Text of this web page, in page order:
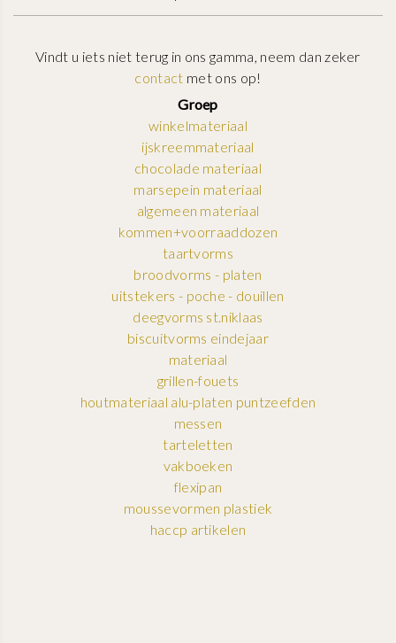
Vindt u iets niet terug in ons gamma, neem dan zeker
contact met ons op!
Groep
winkelmateriaal
ijskreemmateriaal
chocolade materiaal
marsepein materiaal
algemeen materiaal
kommen+voorraaddozen
taartvorms
broodvorms - platen
uitstekers - poche - douillen
deegvorms st.niklaas
biscuitvorms eindejaar
materiaal
grillen-fouets
houtmateriaal alu-platen puntzeefden
messen
tarteletten
vakboeken
flexipan
moussevormen plastiek
haccp artikelen